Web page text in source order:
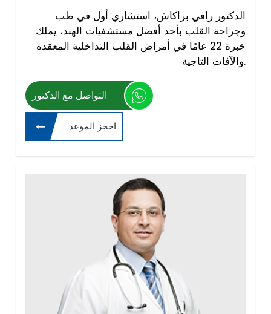
الدكتور رافي براكاش، استشاري أول في طب
وجراحة القلب بأحد أفضل مستشفيات الهند، يملك
خبرة 22 عامًا في أمراض القلب التداخلية المعقدة
والآفات التاجية.
التواصل مع الدكتور
احجز الموعد